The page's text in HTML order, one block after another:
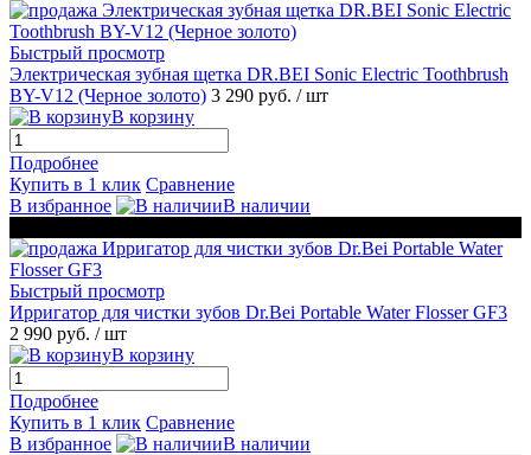
Быстрый просмотр
Электрическая зубная щетка DR.BEI Sonic Electric Toothbrush
BY-V12 (Черное золото) 3 290 руб. / шт
В корзину
Подробнее
Купить в 1 клик Сравнение
В избранное
В наличии
Быстрый просмотр
Ирригатор для чистки зубов Dr.Bei Portable Water Flosser GF3
2 990 руб. / шт
В корзину
Подробнее
Купить в 1 клик Сравнение
В избранное
В наличии